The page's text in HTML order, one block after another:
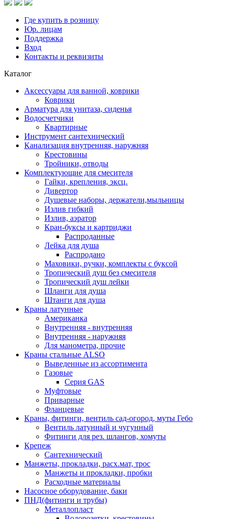
Где купить в розницу
Юр. лицам
Поддержка
Вход
Контакты и реквизиты
Каталог
Аксессуары для ванной, коврики
Коврики
Арматура для унитаза, сиденья
Водосчетчики
Квартирные
Инструмент сантехнический
Канализация внутренняя, наружняя
Крестовины
Тройники, отводы
Комплектующие для смесителя
Гайки, крепления, эксц.
Дивертор
Душевые наборы, держатели,мыльницы
Излив гибкий
Излив, аэратор
Кран-буксы и картриджи
Распроданные
Лейка для душа
Распродано
Маховики, ручки, комплекты с буксой
Тропический душ без смесителя
Тропический душ лейки
Шланги для душа
Штанги для душа
Краны латунные
Американка
Внутренняя - внутренняя
Внутренняя - наружняя
Для манометра, прочие
Краны стальные ALSO
Выведенные из ассортимента
Газовые
Серия GAS
Муфтовые
Приварные
Фланцевые
Краны, фитинги, вентиль сад-огород, муты Гебо
Вентиль латунный и чугунный
Фитинги для рез. шлангов, хомуты
Крепеж
Сантехнический
Манжеты, прокладки, расх.мат, трос
Манжеты и прокладки, пробки
Расходные материалы
Насосное оборудование, баки
ПНД(фитинги и трубы)
Металлопласт